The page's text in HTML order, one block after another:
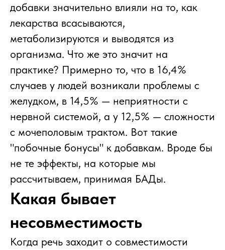
добавки значительно влияли на то, как
лекарства всасываются,
метаболизируются и выводятся из
организма. Что же это значит на
практике? Примерно то, что в 16,4%
случаев у людей возникали проблемы с
желудком, в 14,5% — неприятности с
нервной системой, а у 12,5% — сложности
с мочеполовым трактом. Вот такие
"побочные бонусы" к добавкам. Вроде бы
не те эффекты, на которые мы
рассчитываем, принимая БАДы.
Какая бывает
несовместимость
Когда речь заходит о совместимости